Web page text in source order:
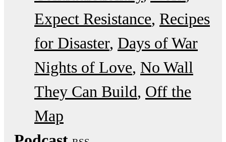
Expect Resistance Recipes
for Disaster Days of War
Nights of Love No Wall
They Can Build Off the
Map